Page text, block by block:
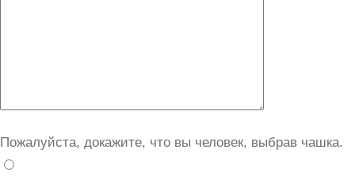
Пожалуйста, докажите, что вы человек, выбрав чашка.